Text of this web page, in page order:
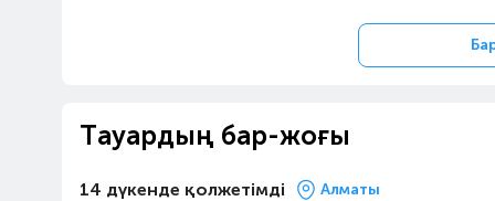
Тауардың бар-жоғы
14 дүкенде қолжетімді Алматы